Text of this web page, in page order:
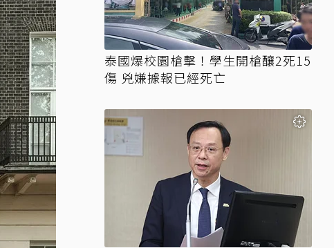
泰國爆校園槍擊！學生開槍釀2死15
傷 兇嫌據報已經死亡